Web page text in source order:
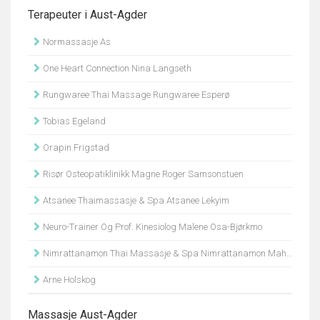
Terapeuter i Aust-Agder
Normassasje As
One Heart Connection Nina Langseth
Rungwaree Thai Massage Rungwaree Esperø
Tobias Egeland
Orapin Frigstad
Risør Osteopatiklinikk Magne Roger Samsonstuen
Atsanee Thaimassasje & Spa Atsanee Lekyim
Neuro-Trainer Og Prof. Kinesiolog Malene Osa-Bjørkmo
Nimrattanamon Thai Massasje & Spa Nimrattanamon Mahanithinee
Arne Holskog
Massasje Aust-Agder